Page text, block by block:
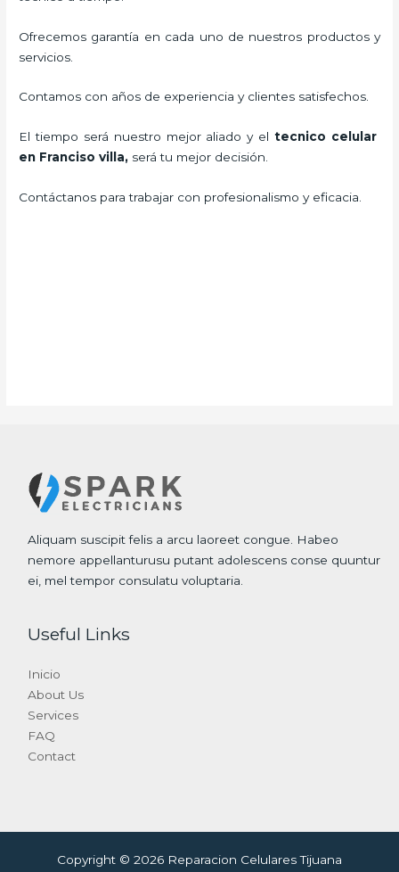
Ofrecemos garantía en cada uno de nuestros productos y
servicios.
Contamos con años de experiencia y clientes satisfechos.
El tiempo será nuestro mejor aliado y eltecnico celular
en Franciso villa, será tu mejor decisión.
Contáctanos para trabajar con profesionalismo y eficacia.
Aliquam suscipit felis a arcu laoreet congue. Habeo
nemore appellanturusu putant adolescens conse quuntur
ei, mel tempor consulatu voluptaria.
Useful Links
Inicio
About Us
Services
FAQ
Contact
Copyright © 2026 Reparacion Celulares Tijuana